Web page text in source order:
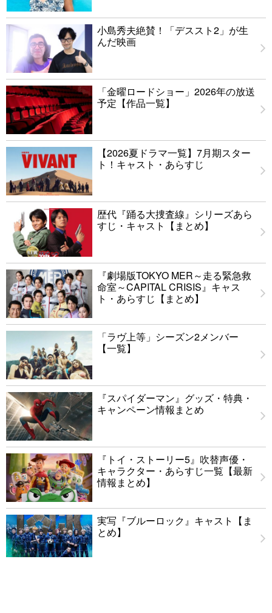
小島秀夫絶賛！「デススト2」が生
んだ映画
「金曜ロードショー」2026年の放送
予定【作品一覧】
【2026夏ドラマ一覧】7月期スター
ト！キャスト・あらすじ
歴代『踊る大捜査線』シリーズあら
すじ・キャスト【まとめ】
『劇場版TOKYO MER～走る緊急救
命室～CAPITAL CRISIS』キャス
ト・あらすじ【まとめ】
「ラヴ上等」シーズン2メンバー
【一覧】
『スパイダーマン』グッズ・特典・
キャンペーン情報まとめ
『トイ・ストーリー5』吹替声優・
キャラクター・あらすじ一覧【最新
情報まとめ】
実写『ブルーロック』キャスト【ま
とめ】